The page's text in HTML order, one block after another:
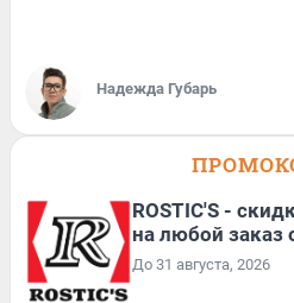
Надежда Губарь
ROSTIC'S -
на любой заказ
До 31 августа, 2026